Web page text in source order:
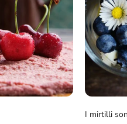
I mirtilli